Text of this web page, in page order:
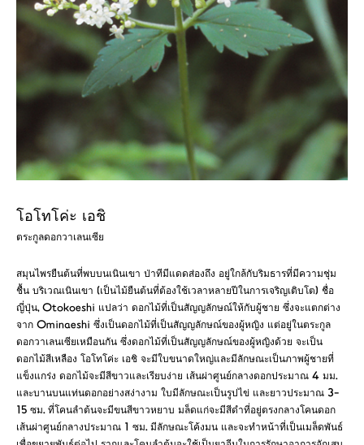
โอโทโค่ะ เอชิ
ตระกูลดอกวาเลนเซีย
สมุนไพรยืนต้นที่พบบนเนินเขา ป่าทีมีแดดส่องถึง อยู่ใกล้กับริมธารที่มีความชุ่ม
ชื้น บริเวณเนินเขา (เป็นไม้ยืนต้นที่ต้องใช้เวลาหลายปีในการเจริญเติบโต) ชื่อ
ญี่ปุ่น, Otokoeshi แปลว่า ดอกไม้ที่เป็นสัญญลักษณ์ให้กับผู้ชาย ซึ่งจะแตกต่าง
จาก Ominaeshi ซึ่งเป็นดอกไม้ที่เป็นสัญญลักษณ์ของผู้หญิง แต่อยู่ในตระกูล
ดอกวาเลนเซียเหมือนกัน ซึ่งดอกไม้ที่เป็นสัญญลักษณ์ของผู้หญิงด้วย จะเป็น
ดอกไม้สีเหลือง โอโทโค่ะ เอชิ จะมีใบขนาดใหญ่และมีลักษณะเป็นภาพผู้ชายที่
แข็งแกร่ง ดอกไม้จะมีสีขาวและเรียบง่าย เส้นผ่าศูนย์กลางดอกประมาณ 4 มม.
และบานบนแท่นดอกอย่างสง่างาม ใบมีลักษณะเป็นรูปไข่ และยาวประมาณ 3-
15 ซม. ที่โคนลำต้นจะมีขนสีขาวหยาบ มล็ดแก่จะมีสีดำที่อยู่ตรงกลางโคนดอก
เส้นผ่าศูนย์กลางประมาณ 1 ซม. มีลักษณะโค้งมน และจะทำหน้าที่เป็นเมล็ดพันธ์